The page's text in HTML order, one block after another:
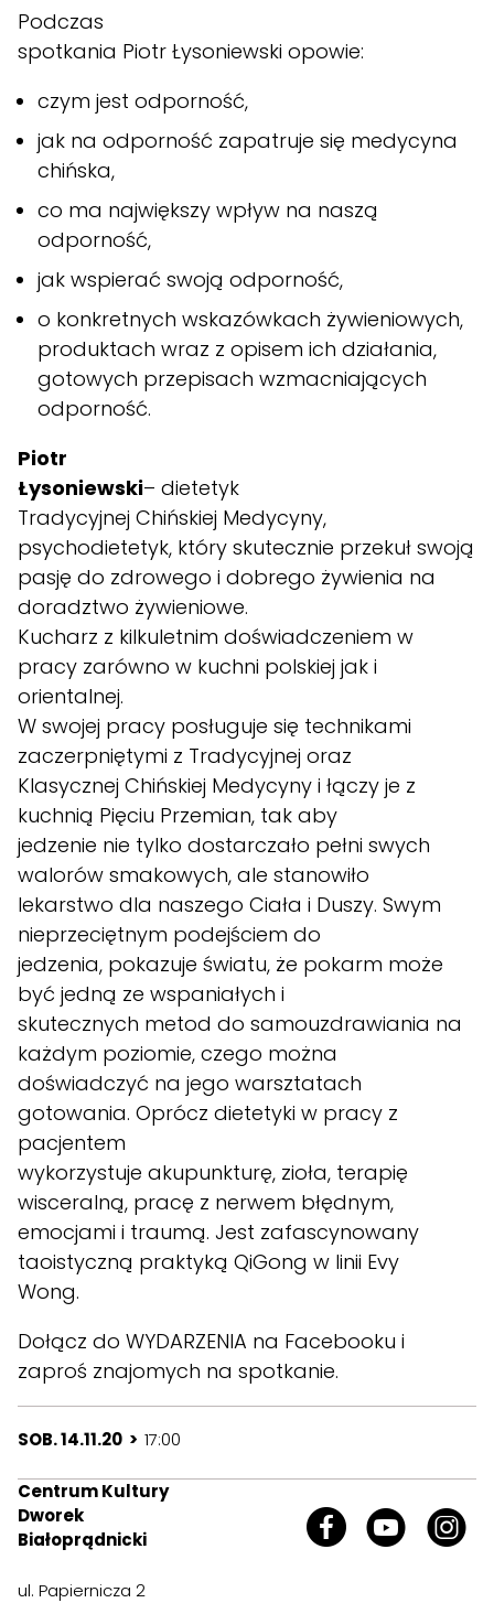
Podczas
spotkania Piotr Łysoniewski opowie:
czym jest odporność,
jak na odporność zapatruje się medycyna
chińska,
co ma największy wpływ na naszą
odporność,
jak wspierać swoją odporność,
o konkretnych wskazówkach żywieniowych,
produktach wraz z opisem ich działania,
gotowych przepisach wzmacniających
odporność.
Piotr
Łysoniewski– dietetyk
Tradycyjnej Chińskiej Medycyny,
psychodietetyk, który skutecznie przekuł swoją
pasję do zdrowego i dobrego żywienia na
doradztwo żywieniowe.
Kucharz z kilkuletnim doświadczeniem w
pracy zarówno w kuchni polskiej jak i
orientalnej.
W swojej pracy posługuje się technikami
zaczerpniętymi z Tradycyjnej oraz
Klasycznej Chińskiej Medycyny i łączy je z
kuchnią Pięciu Przemian, tak aby
jedzenie nie tylko dostarczało pełni swych
walorów smakowych, ale stanowiło
lekarstwo dla naszego Ciała i Duszy. Swym
nieprzeciętnym podejściem do
jedzenia, pokazuje światu, że pokarm może
być jedną ze wspaniałych i
skutecznych metod do samouzdrawiania na
każdym poziomie, czego można
doświadczyć na jego warsztatach
gotowania. Oprócz dietetyki w pracy z
pacjentem
wykorzystuje akupunkturę, zioła, terapię
wisceralną, pracę z nerwem błędnym,
emocjami i traumą. Jest zafascynowany
taoistyczną praktyką QiGong w linii Evy
Wong.
Dołącz do WYDARZENIA na Facebooku i
zaproś znajomych na spotkanie.
SOB. 14.11.20 > 17:00
Centrum Kultury
Dworek
Białoprądnicki
ul. Papiernicza 2